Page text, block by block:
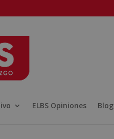
ELBS Opiniones Blog